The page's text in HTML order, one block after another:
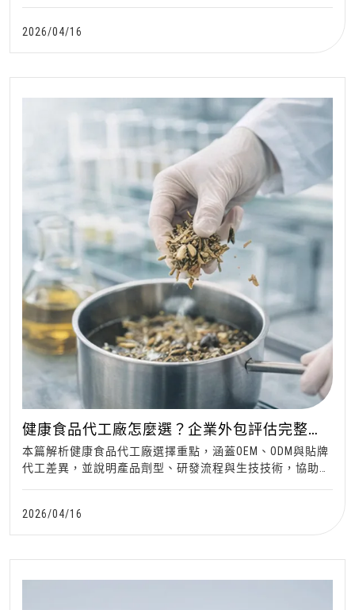
健康食品代工廠怎麼選？企業外包評估完整指
南
本篇解析健康食品代工廠選擇重點，涵蓋OEM、ODM與貼牌
代工差異，並說明產品劑型、研發流程與生技技術，協助企
2026/04/16
2026/04/16